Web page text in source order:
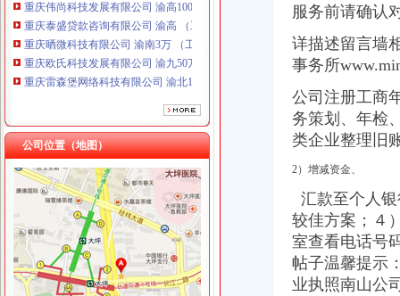
重庆泰盛贷款咨询有限公司 渝高 （工商注册）
重庆晒微科技有限公司 渝南3万 （工商注册）
重庆欧氏科技发展有限公司 渝九50万 （进出口权）
重庆雷森堡网络科技有限公司 渝北10万 （工商注册）
重庆斯苔登托生物科技有限公司 渝南10万 （工商注册）
重庆鑫聚建筑设备租赁有限公司 渝巴3万 （工商注册）
重庆凯誉网络通信技术工程有限公司 渝中300万 （工商变更）
重庆康洋机电有限公司 渝九30万 （进出口权）
公司位置（地图）
南山公司增资
蛇口代理注册公司营业执照深圳南山代办个体工商户营业执照
南山铝业：关于全资子公司南山铝业新加坡有限公司增加注册资本的公
服务前请确认
详描述留言墙
事务所
公司注册工商
务策划、年检
类企业整理旧
2）增减资金、
汇款至个人
较佳方案；４
室查看电话号
帖子温馨提示
业执照南山公